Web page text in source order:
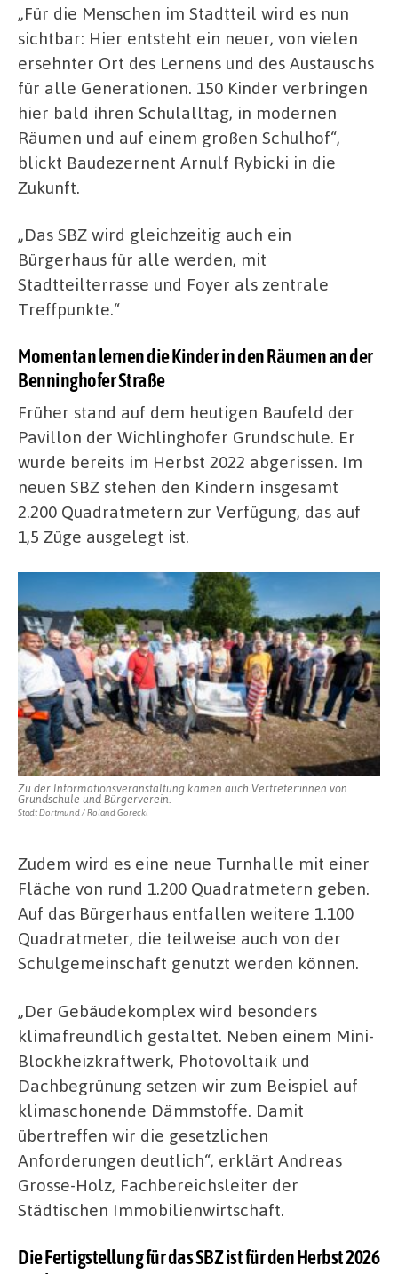
„Für die Menschen im Stadtteil wird es nun
sichtbar: Hier entsteht ein neuer, von vielen
ersehnter Ort des Lernens und des Austauschs
für alle Generationen. 150 Kinder verbringen
hier bald ihren Schulalltag, in modernen
Räumen und auf einem großen Schulhof“,
blickt Baudezernent Arnulf Rybicki in die
Zukunft.
„Das SBZ wird gleichzeitig auch ein
Bürgerhaus für alle werden, mit
Stadtteilterrasse und Foyer als zentrale
Treffpunkte.“
Momentan lernen die Kinder in den Räumen an der
Benninghofer Straße
Früher stand auf dem heutigen Baufeld der
Pavillon der Wichlinghofer Grundschule. Er
wurde bereits im Herbst 2022 abgerissen. Im
neuen SBZ stehen den Kindern insgesamt
2.200 Quadratmetern zur Verfügung, das auf
1,5 Züge ausgelegt ist.
Zu der Informationsveranstaltung kamen auch Vertreter:innen von
Grundschule und Bürgerverein.
Stadt Dortmund / Roland Gorecki
Zudem wird es eine neue Turnhalle mit einer
Fläche von rund 1.200 Quadratmetern geben.
Auf das Bürgerhaus entfallen weitere 1.100
Quadratmeter, die teilweise auch von der
Schulgemeinschaft genutzt werden können.
„Der Gebäudekomplex wird besonders
klimafreundlich gestaltet. Neben einem Mini-
Blockheizkraftwerk, Photovoltaik und
Dachbegrünung setzen wir zum Beispiel auf
klimaschonende Dämmstoffe. Damit
übertreffen wir die gesetzlichen
Anforderungen deutlich“, erklärt Andreas
Grosse-Holz, Fachbereichsleiter der
Städtischen Immobilienwirtschaft.
Die Fertigstellung für das SBZ ist für den Herbst 2026